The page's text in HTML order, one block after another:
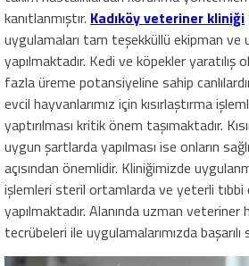
kanıtlanmıştır. Kadıköy veteriner kliniği
uygulamaları tam teşekküllü ekipman ve
yapılmaktadır. Kedi ve köpekler yaratılış
fazla üreme potansiyeline sahip
evcil hayvanlarımız için kısırlaştırma
yaptırılması kritik önem taşımaktadır.
uygun şartlarda yapılması ise onların
açısından önemlidir. Kliniğimizde
işlemleri steril ortamlarda ve yeterli
yapılmaktadır. Alanında uzman
tecrübeleri ile uygulamalarımızda başarılı